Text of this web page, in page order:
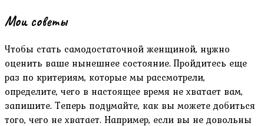
Мои советы
Чтобы стать самодостаточной женщиной, нужно
оценить ваше нынешнее состояние. Пройдитесь еще
раз по критериям, которые мы рассмотрели,
определите, чего в настоящее время не хватает вам,
запишите. Теперь подумайте, как вы можете добиться
того, чего не хватает. Например, если вы не довольны